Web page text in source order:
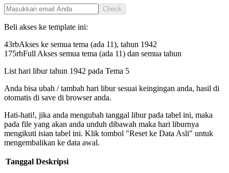
Check
Beli akses ke template ini:
43rbAkses ke semua tema (ada 11), tahun 1942
175rbFull Akses semua tema (ada 11) dan semua tahun
List hari libur tahun 1942 pada Tema 5
Anda bisa ubah / tambah hari libur sesuai keingingan anda, hasil di
otomatis di save di browser anda.
Hati-hati!, jika anda mengubah tanggal libur pada tabel ini, maka
pada file yang akan anda unduh dibawah maka hari liburnya
mengikuti isian tabel ini. Klik tombol "Reset ke Data Asli" untuk
mengembalikan ke data awal.
Tanggal Deskripsi